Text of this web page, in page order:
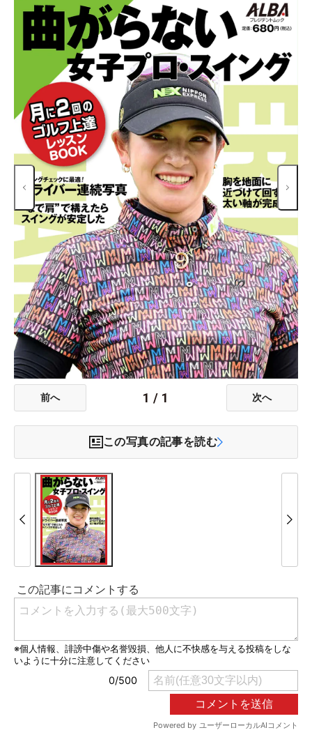
前へ 1 / 1 次へ
この写真の記事を読む